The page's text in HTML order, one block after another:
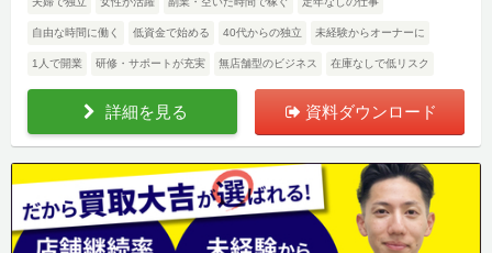
自由な時間に働く 低資金で始める 40代からの独立 未経験からオーナーに
1人で開業 研修・サポートが充実 無店舗型のビジネス 在庫なしで低リスク
詳細を見る 資料ダウンロード